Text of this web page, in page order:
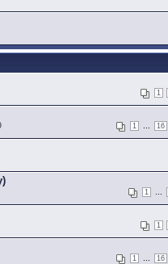
1
1 16
1
1
1 16